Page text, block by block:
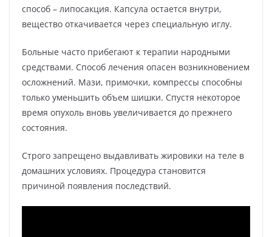
способ – липосакция. Капсула остается внутри,
вещество откачивается через специальную иглу.
Больные часто прибегают к терапии народными
средствами. Способ лечения опасен возникновением
осложнений. Мази, примочки, компрессы способны
только уменьшить объем шишки. Спустя некоторое
время опухоль вновь увеличивается до прежнего
состояния.
Строго запрещено выдавливать жировики на теле в
домашних условиях. Процедура становится
причиной появления последствий.